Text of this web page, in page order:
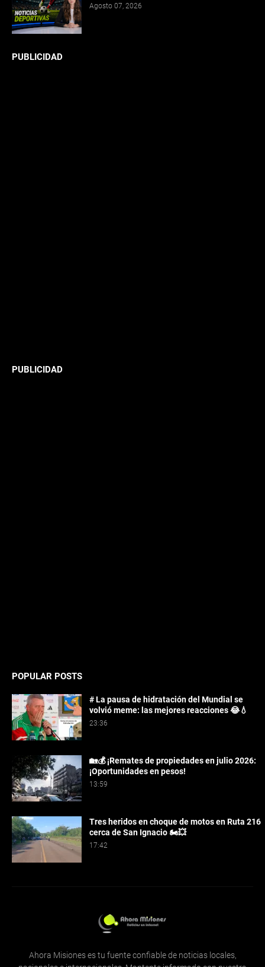
Agosto 07, 2026
PUBLICIDAD
PUBLICIDAD
POPULAR POSTS
# La pausa de hidratación del Mundial se
volvió meme: las mejores reacciones 😂💧
23:36
🏡💰 ¡Remates de propiedades en julio 2026:
¡Oportunidades en pesos!
13:59
Tres heridos en choque de motos en Ruta 216
cerca de San Ignacio 🏍️💥
17:42
Ahora Misiones es tu fuente confiable de noticias locales,